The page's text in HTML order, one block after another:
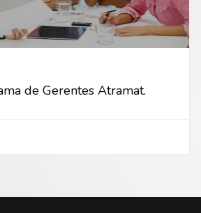
de Gerentes Atramat.